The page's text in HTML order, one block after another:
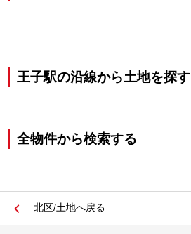
王子駅の沿線から土地を探す
全物件から検索する
北区/土地へ戻る